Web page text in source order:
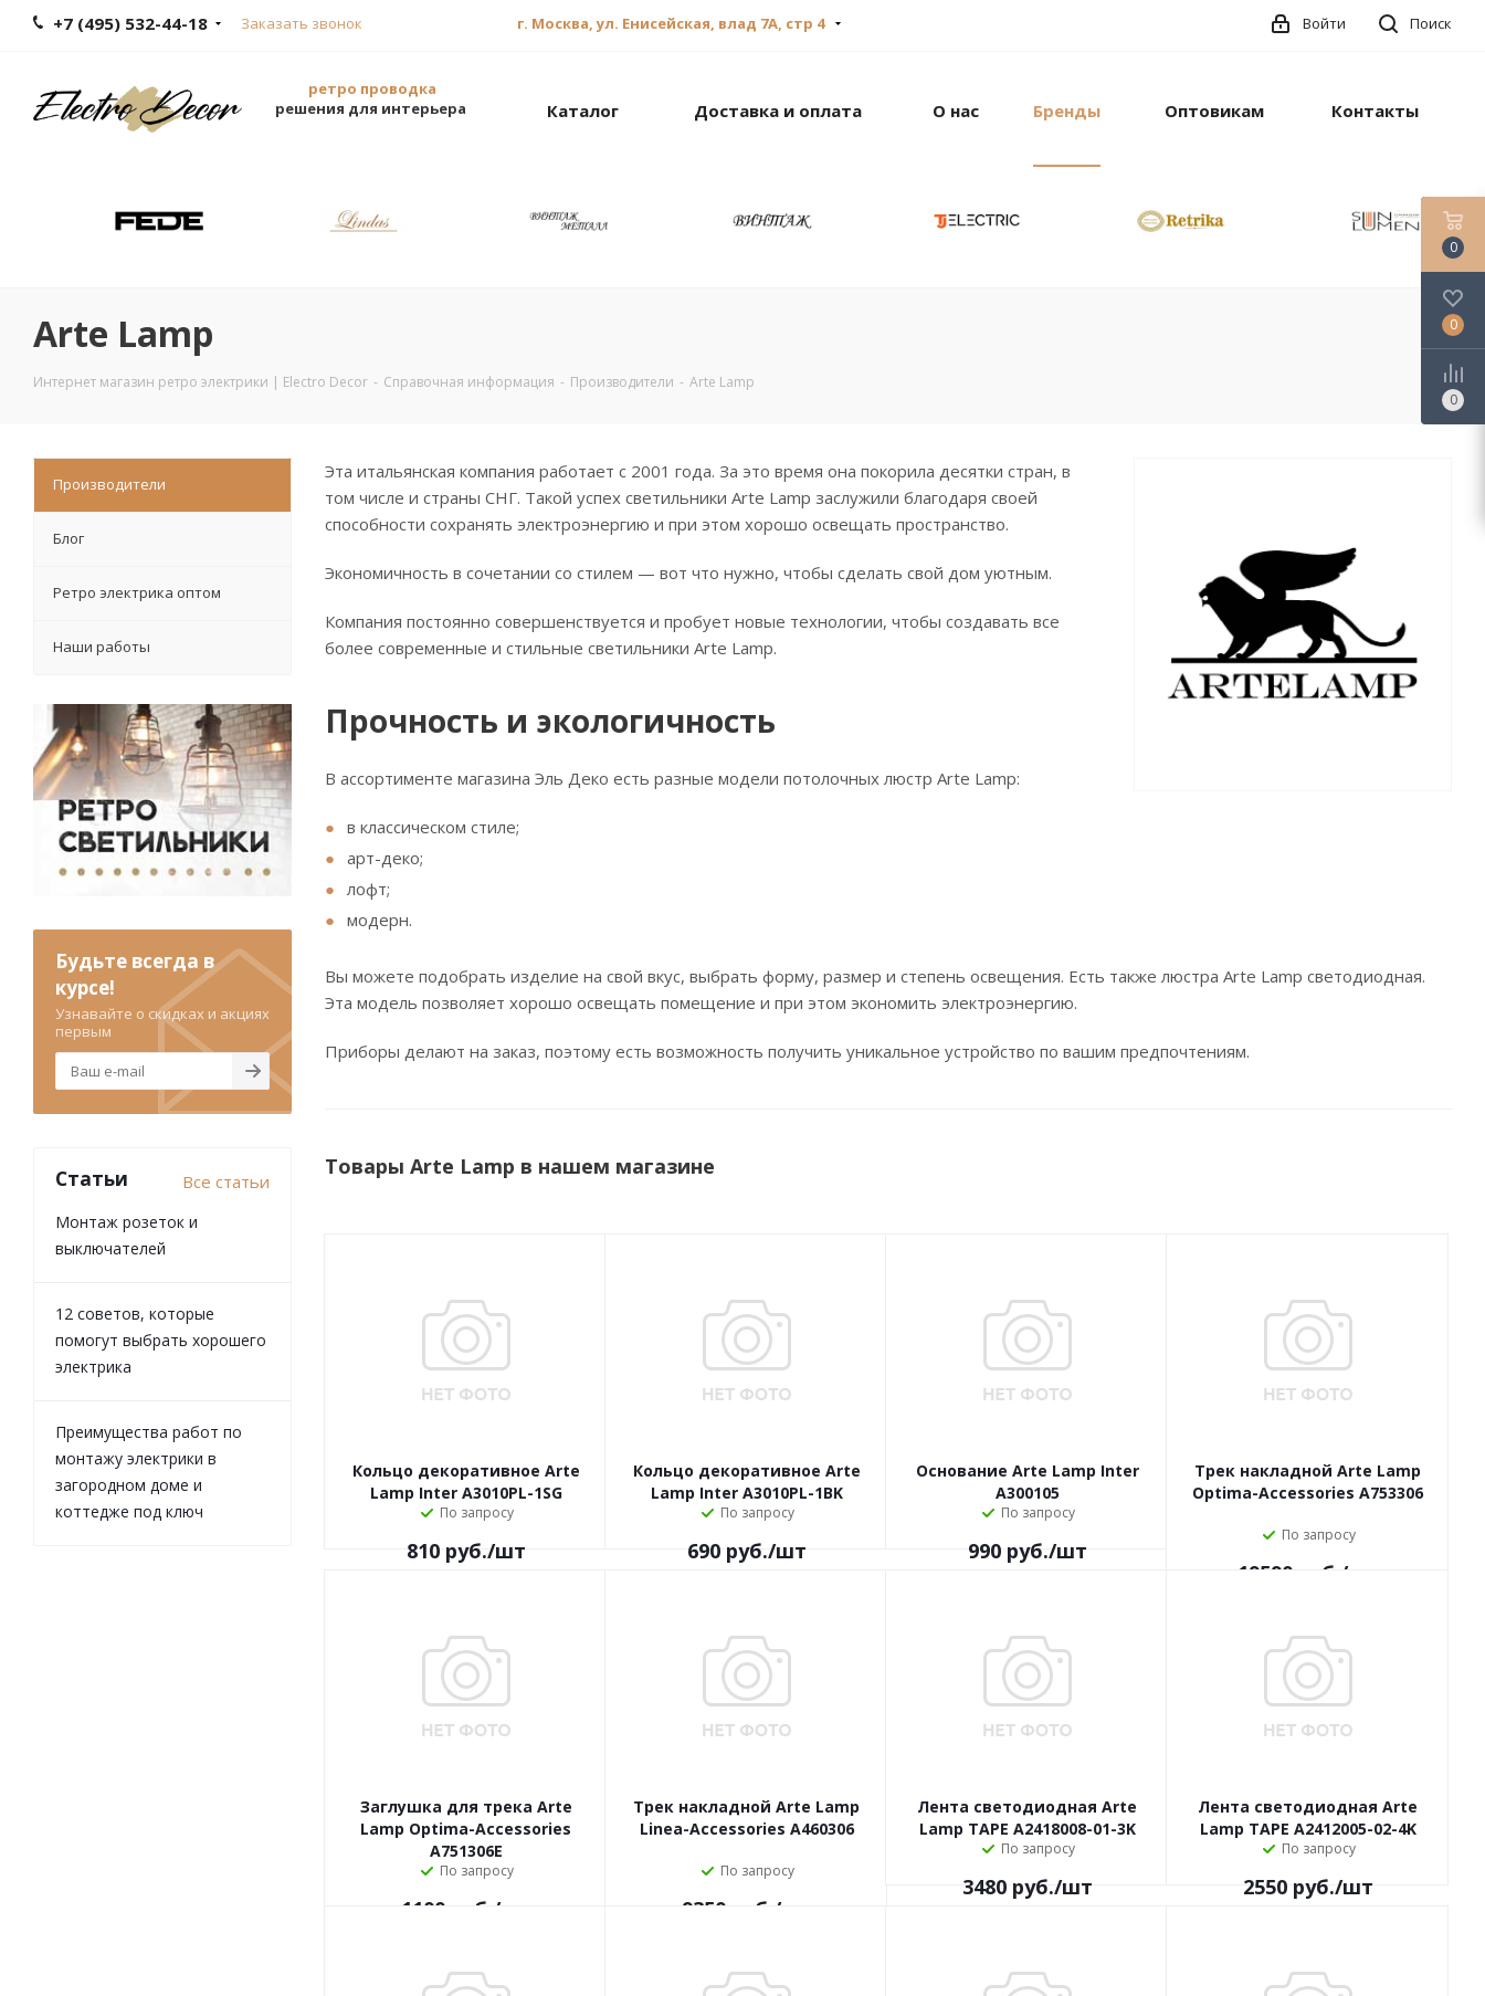
+7 (495) 532-44-18 Заказать звонок г. Москва, ул. Енисейская, влад 7А, стр 4 Поиск
Войти
ретро проводка
решения для интерьера
Каталог Доставка и оплата О нас Бренды Оптовикам Контакты
Arte Lamp
Интернет магазин ретро электрики | Electro Decor - Справочная информация - Производители - Arte Lamp
Эта итальянская компания работает с 2001 года. За это время она покорила десятки стран, в
том числе и страны СНГ. Такой успех светильники Arte Lamp заслужили благодаря своей
способности сохранять электроэнергию и при этом хорошо освещать пространство.
Экономичность в сочетании со стилем — вот что нужно, чтобы сделать свой дом уютным.
Компания постоянно совершенствуется и пробует новые технологии, чтобы создавать все
более современные и стильные светильники Arte Lamp.
Прочность и экологичность
В ассортименте магазина Эль Деко есть разные модели потолочных люстр Arte Lamp:
в классическом стиле;
арт-деко;
лофт;
модерн.
Вы можете подобрать изделие на свой вкус, выбрать форму, размер и степень освещения. Есть также люстра Arte Lamp светодиодная.
Эта модель позволяет хорошо освещать помещение и при этом экономить электроэнергию.
Приборы делают на заказ, поэтому есть возможность получить уникальное устройство по вашим предпочтениям.
Товары Arte Lamp в нашем магазине
Кольцо декоративное Arte
Lamp Inter A3010PL-1SG
По запросу
810руб./шт
Кольцо декоративное Arte
Lamp Inter A3010PL-1BK
По запросу
690руб./шт
Основание Arte Lamp Inter
A300105
По запросу
990руб./шт
Трек накладной Arte Lamp
Optima-Accessories A753306
По запросу
19590руб. /шт
Заглушка для трека Arte
Lamp Optima-Accessories
A751306E
По запросу
1100руб. /шт
Трек накладной Arte Lamp
Linea-Accessories A460306
По запросу
9350руб. /шт
Лента светодиодная Arte
Lamp TAPE A2418008-01-3K
По запросу
3480руб./шт
Лента светодиодная Arte
Lamp TAPE A2412005-02-4K
По запросу
2550руб./шт
Производители
Блог
Ретро электрика оптом
Наши работы
Будьте всегда в
курсе!
Узнавайте о скидках и акциях
первым
Статьи Все статьи
Монтаж розеток и
выключателей
12 советов, которые
помогут выбрать хорошего
электрика
Преимущества работ по
монтажу электрики в
загородном доме и
коттедже под ключ
0
0
0